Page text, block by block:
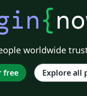
{
worldwide
free Explore all